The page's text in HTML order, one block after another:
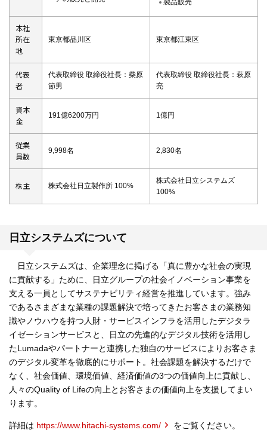
製品販売
本社
所在
地
東京都品川区 東京都江東区
代表
者
代表取締役 取締役社長：柴原
節男
代表取締役 取締役社長：萩原
亮
資本
金
191億6200万円 1億円
従業
員数
9,998名 2,830名
株主 株式会社日立製作所 100%
株式会社日立システムズ
100%
日立システムズについて
日立システムズは、企業理念に掲げる「真に豊かな社会の実現
に貢献する」ために、日立グループの社会イノベーション事業を
支える一員としてサステナビリティ経営を推進しています。強み
であるさまざまな業種の課題解決で培ってきたお客さまの業務知
識やノウハウを持つ人財・サービスインフラを活用したデジタラ
イゼーションサービスと、日立の先進的なデジタル技術を活用し
たLumadaやパートナーと連携した独自のサービスによりお客さま
のデジタル変革を徹底的にサポート。社会課題を解決するだけで
なく、社会価値、環境価値、経済価値の3つの価値向上に貢献し、
人々のQuality of Lifeの向上とお客さまの価値向上を支援してまい
ります。
詳細は https://www.hitachi-systems.com/ をご覧ください。